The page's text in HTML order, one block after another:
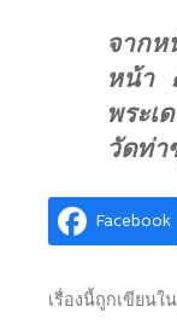
จาก
หน้า
พระเ
วัดท่า
Facebook
เรื่องนี้ถูกเขียนใน